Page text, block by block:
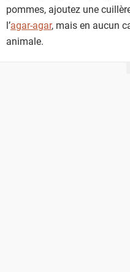
pommes, ajoutez une
l’agar-agar, mais en aucun
animale.